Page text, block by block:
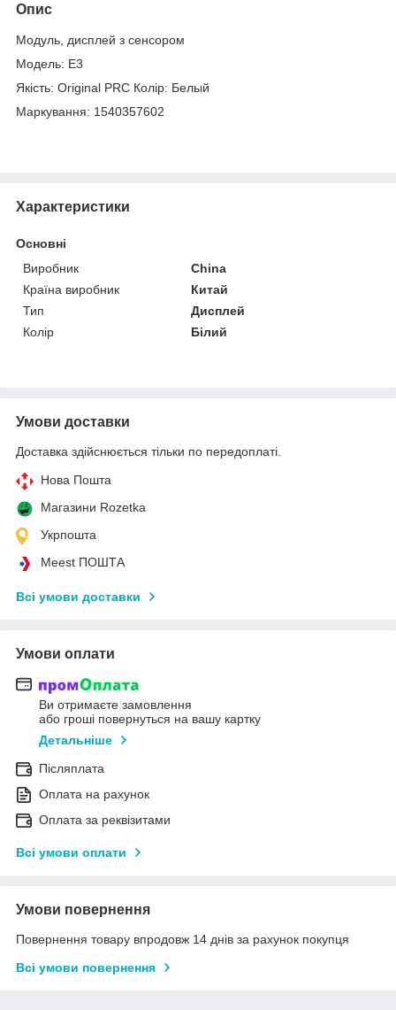
Опис
Модуль, дисплей з сенсором
Модель: E3
Якість: Original PRC Колір: Белый
Маркування: 1540357602
Характеристики
Основні
Виробник
China
Країна виробник
Китай
Тип
Дисплей
Колір
Білий
Умови доставки
Доставка здійснюється тільки по передоплаті.
Нова Пошта
Магазини Rozetka
Укрпошта
Meest ПОШТА
Всі умови доставки
Умови оплати
Ви отримаєте замовлення
або гроші повернуться на вашу картку
Детальніше
Післяплата
Оплата на рахунок
Оплата за реквізитами
Всі умови оплати
Умови повернення
Повернення товару впродовж 14 днів за рахунок покупця
Всі умови повернення